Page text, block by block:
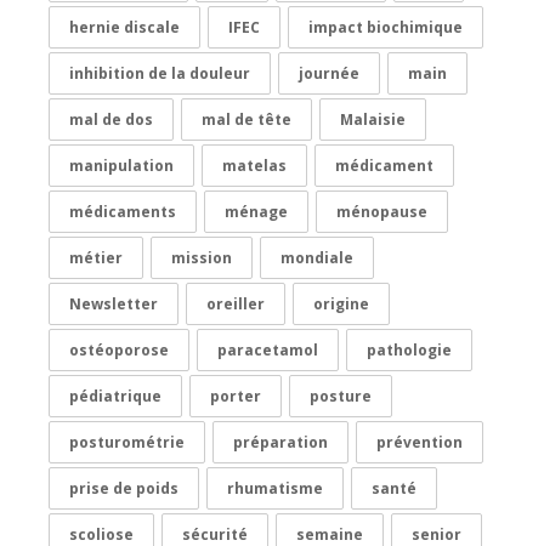
hernie discale IFEC impact biochimique
inhibition de la douleur journée main
mal de dos mal de tête Malaisie
manipulation matelas médicament
médicaments ménage ménopause
métier mission mondiale
Newsletter oreiller origine
ostéoporose paracetamol pathologie
pédiatrique porter posture
posturométrie préparation prévention
prise de poids rhumatisme santé
scoliose sécurité semaine senior